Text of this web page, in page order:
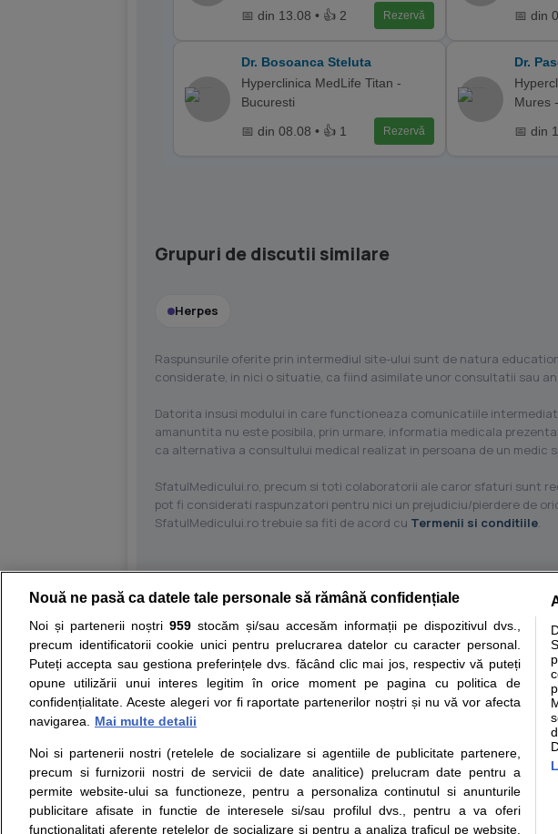
📅 din 13.08 • 👍 2
Rezervă
📅 din
Dr. Bosoanca Steluta
Hyperclinica MedLife Titan -
Bucuresti
📅 din 08.08 • 👍 1
Rezervă
Dr.
Mures
📅 din
Grupuri de discutii similare
Herpes
Raspunsurile oferite prin intermediul site-ului sunt de natura
considerate, in nici o situatie, ca fiind asimilate unor consultatii sau
Datorita insusi modului in care functioneaza comunicatiile
amanuntita nu este posibila, prin urmare, informatia medicala
ca alternativa a consultului medical realizat in persoana de un medic
SfatulMedicului.ro, precum si toti colaboratorii ale caror sfaturi sunt
pot fi considerati raspunzatori pentru nici un prejudiciu/pierdere de
SfatulMedicului.ro trebuie sa fiti de acord cu Termenii si conditiile.
Resurse: Autoevaluare simptome Interpretare analize Specialitati
Opiniile avizate ale medicilor, sfaturile si orice alte informatii despre sanatate
nici diagnosticul stabilit in urma investigatiilor si analizelor medicale. Va sfatuim,
ii punem la dispozitie pentru programare in sistemul de programari la medic
Despre noi
Contact
Intrebari frecvente
Consultanti
Termeni si conditii
Politica de
confidentialitate
Politica de cookie
Drepturile
Protectia
ANPC
Solutionarea
Litigiilor
Nouă ne pasă ca datele tale personale să rămână confidențiale
Noi și partenerii noștri 959stocăm și/sau accesăm informații pe dispozitivul dvs.,
precum identificatorii cookie unici pentru prelucrarea datelor cu caracter personal.
Puteți accepta sau gestiona preferințele dvs. făcând clic mai jos, respectiv vă puteți
opune utilizării unui interes legitim în orice moment pe pagina cu politica de
confidențialitate. Aceste alegeri vor fi raportate partenerilor noștri și nu vă vor afecta
navigarea.
Mai multe detalii
Noi si partenerii nostri (retelele de socializare si agentiile de publicitate partenere,
precum si furnizorii nostri de servicii de date analitice) prelucram date pentru a
permite website-ului sa functioneze, pentru a personaliza continutul si anunturile
publicitare afisate in functie de interesele si/sau profilul dvs., pentru a va oferi
functionalitati aferente retelelor de socializare si pentru a analiza traficul pe website.